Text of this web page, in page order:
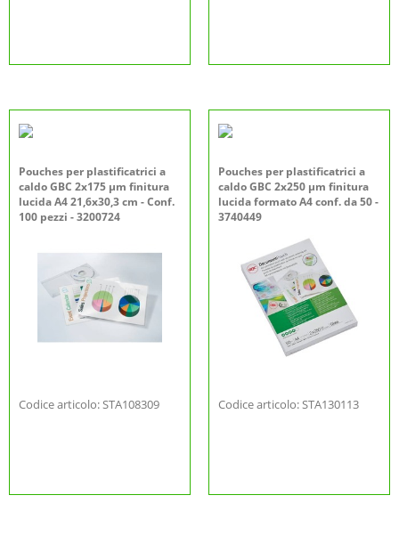
Pouches per plastificatrici a
caldo GBC 2x175 µm finitura
lucida A4 21,6x30,3 cm - Conf.
100 pezzi - 3200724
Codice articolo: STA108309
Pouches per plastificatrici a
caldo GBC 2x250 µm finitura
lucida formato A4 conf. da 50 -
3740449
Codice articolo: STA130113